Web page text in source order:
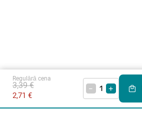
Regulārā cena
2,71 €
3,39 € – +